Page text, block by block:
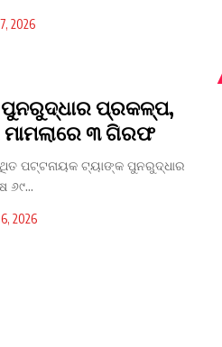
2026
ପ୍ରକଳ୍ପ,
୩ ଗିରଫ
ପଟ୍ଟନାୟକ ଟ୍ୟାଙ୍କ ପୁନରୁଦ୍ଧାର
୬୯…
2026